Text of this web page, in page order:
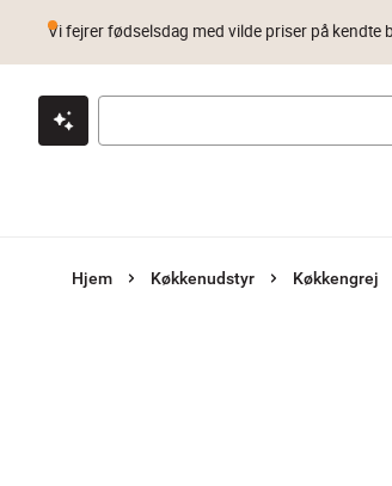
Klik & hent Byt i 1 år Prismatch
Vi fejrer fødselsdag med vilde priser på kendte
Hjem Køkkenudstyr Køkkengrej